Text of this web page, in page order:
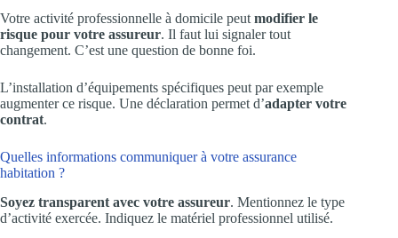
Votre activité professionnelle à domicile peut modifier le
risque pour votre assureur. Il faut lui signaler tout
changement. C’est une question de bonne foi.
L’installation d’équipements spécifiques peut par exemple
augmenter ce risque. Une déclaration permet d’adapter votre
contrat.
Quelles informations communiquer à votre assurance
habitation ?
Soyez transparent avec votre assureur. Mentionnez le type
d’activité exercée. Indiquez le matériel professionnel utilisé.